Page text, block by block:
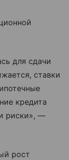
для сдачи
ставки
кредита
риски», —
рост